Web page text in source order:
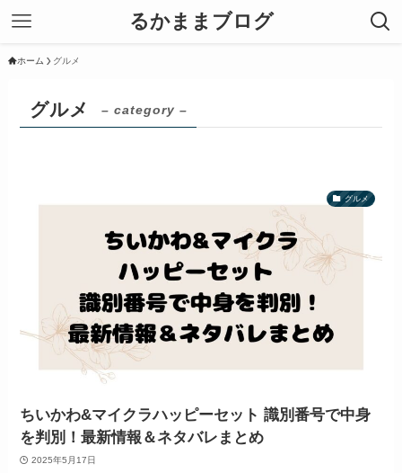
るかままブログ
ホーム グルメ
グルメ – category –
グルメ
ちいかわ&マイクラハッピーセット 識別番号で中身
を判別！最新情報＆ネタバレまとめ
2025年5月17日